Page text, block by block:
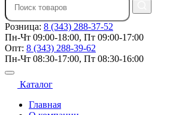
Розница: 8 (343) 288-37-52
Пн-Чт 09:00-18:00, Пт 09:00-17:00
Опт: 8 (343) 288-39-62
Пн-Чт 08:30-17:00, Пт 08:30-16:00
Каталог
Главная